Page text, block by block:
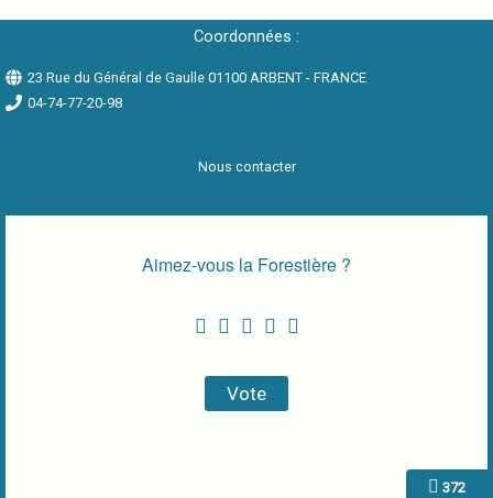
Coordonnées :
23 Rue du Général de Gaulle 01100 ARBENT - FRANCE
04-74-77-20-98
Nous contacter
372
Aimez-vous la Forestière ?